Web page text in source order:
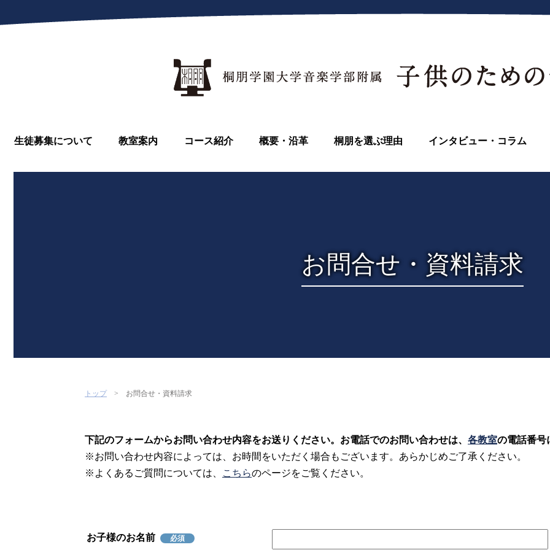
生徒募集について 教室案内 コース紹介 概要・沿革 桐朋を選ぶ理由 インタビュー・コラム
お問合せ・資料請求
トップ お問合せ・資料請求
下記のフォームからお問い合わせ内容をお送りください。お電話でのお問い合わせは、 各教室の電話番号
※お問い合わせ内容によっては、お時間をいただく場合もございます。あらかじめご了承ください。
※よくあるご質問については、
こちらのページをご覧ください。
お子様のお名前 必須